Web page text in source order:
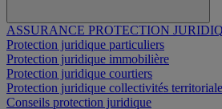
ASSURANCE PROTECTION
Protection juridique particuliers
Protection juridique immobilière
Protection juridique courtiers
Protection juridique collectivités
Conseils protection juridique